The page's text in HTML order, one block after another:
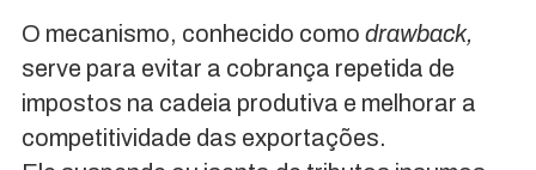
O mecanismo, conhecido como drawback,
serve para evitar a cobrança repetida de
impostos na cadeia produtiva e melhorar a
competitividade das exportações.